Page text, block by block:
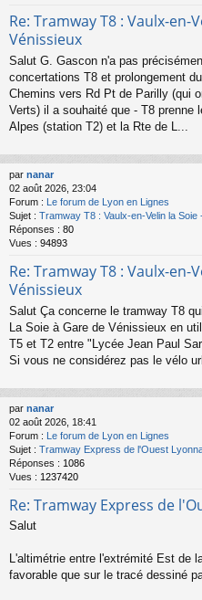
Re: Tramway T8 : Vaulx-en-
Vénissieux
Salut G. Gascon n'a pas
concertations T8 et prolongement
Chemins vers Rd Pt de Parilly (qui
Verts) il a souhaité que - T8 prenne
Alpes (station T2) et la Rte de L...
par nanar
02 août 2026, 23:04
Forum : Le forum de Lyon en Lignes
Sujet : Tramway T8 : Vaulx-en-Velin la
Réponses : 80
Vues : 94893
Re: Tramway T8 : Vaulx-en-
Vénissieux
Salut Ça concerne le tramway T8
La Soie à Gare de Vénissieux en
T5 et T2 entre "Lycée Jean Paul
Si vous ne considérez pas le vélo
par nanar
02 août 2026, 18:41
Forum : Le forum de Lyon en Lignes
Sujet : Tramway Express de l'Ouest
Réponses : 1086
Vues : 1237420
Re: Tramway Express de
Salut
L'altimétrie entre l'extrémité Est de
favorable que sur le tracé dessiné